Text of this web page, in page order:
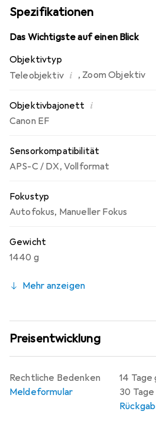
Abbildungsleistung ist exzellent
von der Mitte bis zum Rand macht
EOS Kameras mit der höchsten
Spezifikationen
Das Wichtigste auf einen Blick
Objektivtyp
Teleobjektiv i , Zoom Objektiv
Objektivbajonett i
Canon EF
Sensorkompatibilität
APS-C / DX, Vollformat
Fokustyp
Autofokus, Manueller Fokus
Gewicht
1440 g
Mehr anzeigen
Preisentwicklung
14
30
Rechtliche Bedenken
Meldeformular